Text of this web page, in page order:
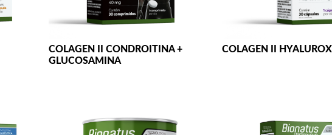
COLAGEN II CONDROITINA +
GLUCOSAMINA
COLAGEN II HYALUROX